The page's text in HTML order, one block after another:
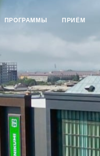
ПРОГРАММЫ ПРИЁМ